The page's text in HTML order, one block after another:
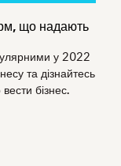
що надають
у 2022
та дізнайтесь
бізнес.